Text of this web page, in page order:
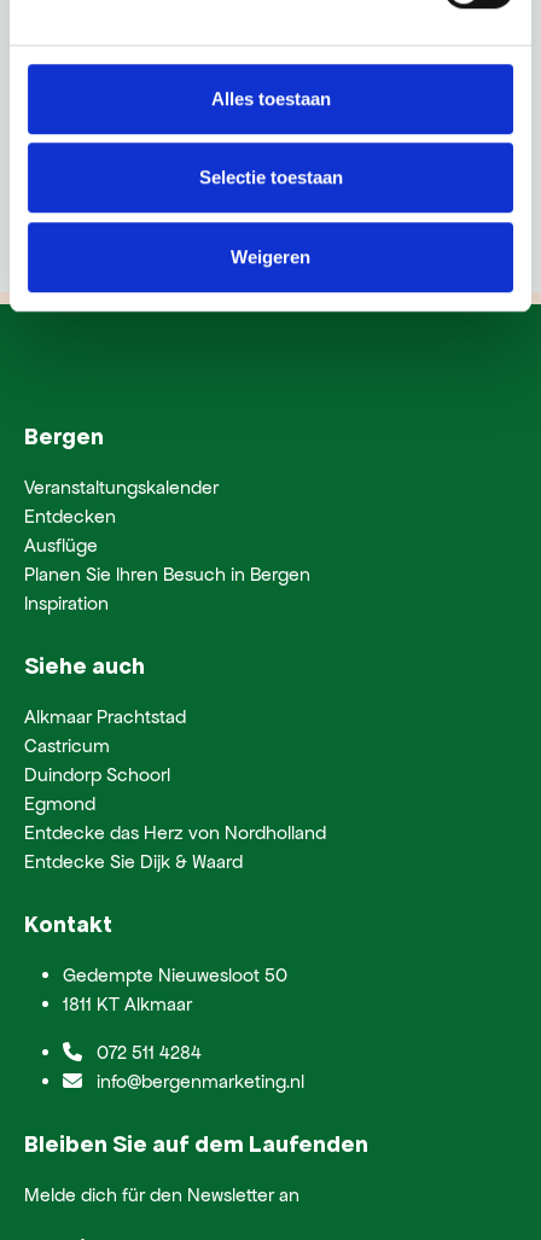
Alles toestaan
Selectie toestaan
Weigeren
Bergen
Veranstaltungskalender
Entdecken
Ausflüge
Planen Sie Ihren Besuch in Bergen
Inspiration
Siehe auch
Alkmaar Prachtstad
Castricum
Duindorp Schoorl
Egmond
Entdecke das Herz von Nordholland
Entdecke Sie Dijk & Waard
Kontakt
Gedempte Nieuwesloot 50
1811 KT Alkmaar
072 511 4284
info@bergenmarketing.nl
Bleiben Sie auf dem Laufenden
Melde dich für den Newsletter an